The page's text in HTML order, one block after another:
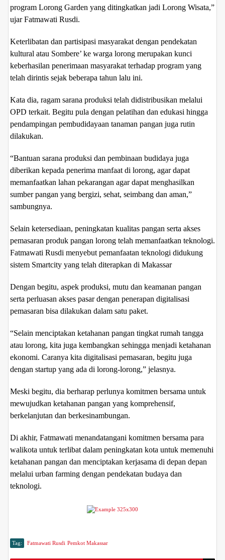
program Lorong Garden yang ditingkatkan jadi Lorong Wisata,”
ujar Fatmawati Rusdi.
Keterlibatan dan partisipasi masyarakat dengan pendekatan
kultural atau Sombere’ ke warga lorong merupakan kunci
keberhasilan penerimaan masyarakat terhadap program yang
telah dirintis sejak beberapa tahun lalu ini.
Kata dia, ragam sarana produksi telah didistribusikan melalui
OPD terkait. Begitu pula dengan pelatihan dan edukasi hingga
pendampingan pembudidayaan tanaman pangan juga rutin
dilakukan.
“Bantuan sarana produksi dan pembinaan budidaya juga
diberikan kepada penerima manfaat di lorong, agar dapat
memanfaatkan lahan pekarangan agar dapat menghasilkan
sumber pangan yang bergizi, sehat, seimbang dan aman,”
sambungnya.
Selain ketersediaan, peningkatan kualitas pangan serta akses
pemasaran produk pangan lorong telah memanfaatkan teknologi.
Fatmawati Rusdi menyebut pemanfaatan teknologi didukung
sistem Smartcity yang telah diterapkan di Makassar
Dengan begitu, aspek produksi, mutu dan keamanan pangan
serta perluasan akses pasar dengan penerapan digitalisasi
pemasaran bisa dilakukan dalam satu paket.
“Selain menciptakan ketahanan pangan tingkat rumah tangga
atau lorong, kita juga kembangkan sehingga menjadi ketahanan
ekonomi. Caranya kita digitalisasi pemasaran, begitu juga
dengan startup yang ada di lorong-lorong,” jelasnya.
Meski begitu, dia berharap perlunya komitmen bersama untuk
mewujudkan ketahanan pangan yang komprehensif,
berkelanjutan dan berkesinambungan.
Di akhir, Fatmawati menandatangani komitmen bersama para
walikota untuk terlibat dalam peningkatan kota untuk memenuhi
ketahanan pangan dan menciptakan kerjasama di depan depan
melalui urban farming dengan pendekatan budaya dan
teknologi.
Tag: Fatmawati Rusdi Pemkot Makassar